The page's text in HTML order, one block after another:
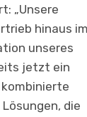
„Unsere
hinaus im
unseres
jetzt ein
die